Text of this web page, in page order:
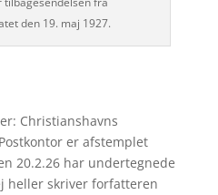
den 19. maj 1927.
Christianshavns
er afstemplet
20.2.26 har undertegnede
heller skriver forfatteren